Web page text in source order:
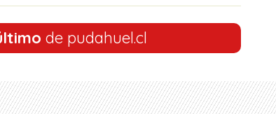
de pudahuel.cl